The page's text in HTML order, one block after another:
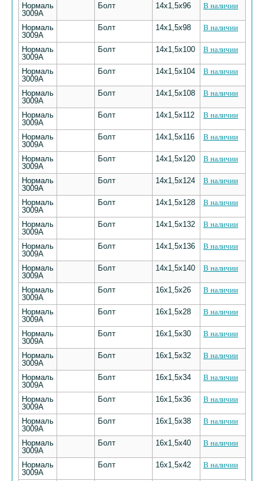
Нормаль
3009А
Болт 14х1,5х96 В наличии
Нормаль
3009А
Болт 14х1,5х98 В наличии
Нормаль
3009А
Болт 14х1,5х100 В наличии
Нормаль
3009А
Болт 14х1,5х104 В наличии
Нормаль
3009А
Болт 14х1,5х108 В наличии
Нормаль
3009А
Болт 14х1,5х112 В наличии
Нормаль
3009А
Болт 14х1,5х116 В наличии
Нормаль
3009А
Болт 14х1,5х120 В наличии
Нормаль
3009А
Болт 14х1,5х124 В наличии
Нормаль
3009А
Болт 14х1,5х128 В наличии
Нормаль
3009А
Болт 14х1,5х132 В наличии
Нормаль
3009А
Болт 14х1,5х136 В наличии
Нормаль
3009А
Болт 14х1,5х140 В наличии
Нормаль
3009А
Болт 16х1,5х26 В наличии
Нормаль
3009А
Болт 16х1,5х28 В наличии
Нормаль
3009А
Болт 16х1,5х30 В наличии
Нормаль
3009А
Болт 16х1,5х32 В наличии
Нормаль
3009А
Болт 16х1,5х34 В наличии
Нормаль
3009А
Болт 16х1,5х36 В наличии
Нормаль
3009А
Болт 16х1,5х38 В наличии
Нормаль
3009А
Болт 16х1,5х40 В наличии
Нормаль
3009А
Болт 16х1,5х42 В наличии